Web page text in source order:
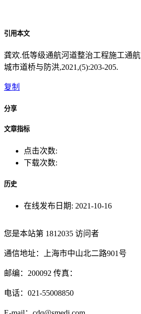
引用本文
龚欢.低等级通航河道整治工程施工通
城市道桥与防洪,2021,(5):203-205.
复制
分享
文章指标
点击次数:
下载次数:
历史
在线发布日期: 2021-10-16
您是本站第 1812035 访问者
通信地址：上海市中山北二路901号
邮编：200092 传真：
电话：021-55008850